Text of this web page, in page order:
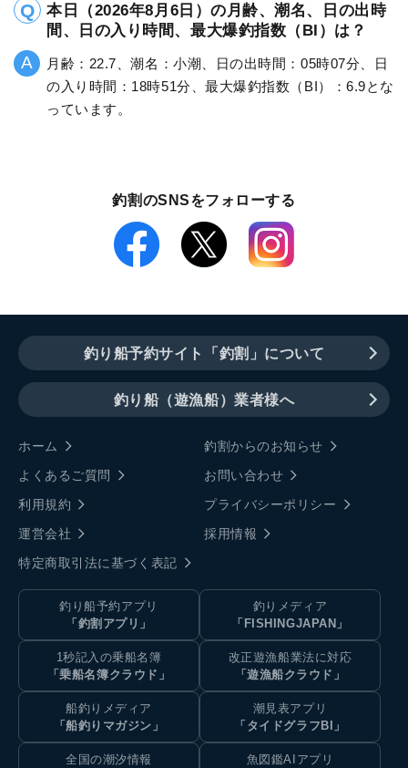
本日（2026年8月6日）の月齢、潮名、日の出時
間、日の入り時間、最大爆釣指数（BI）は？
月齢：22.7、潮名：小潮、日の出時間：05時07分、日
の入り時間：18時51分、最大爆釣指数（BI）：6.9とな
っています。
釣割のSNSをフォローする
釣り船予約サイト「釣割」について
釣り船（遊漁船）業者様へ
ホーム
釣割からのお知らせ
よくあるご質問
お問い合わせ
利用規約
プライバシーポリシー
運営会社
採用情報
特定商取引法に基づく表記
釣り船予約アプリ
「釣割アプリ」
釣りメディア
「FISHINGJAPAN」
1秒記入の乗船名簿
「乗船名簿クラウド」
改正遊漁船業法に対応
「遊漁船クラウド」
船釣りメディア
「船釣りマガジン」
潮見表アプリ
「タイドグラフBI」
全国の潮汐情報
魚図鑑AIアプリ